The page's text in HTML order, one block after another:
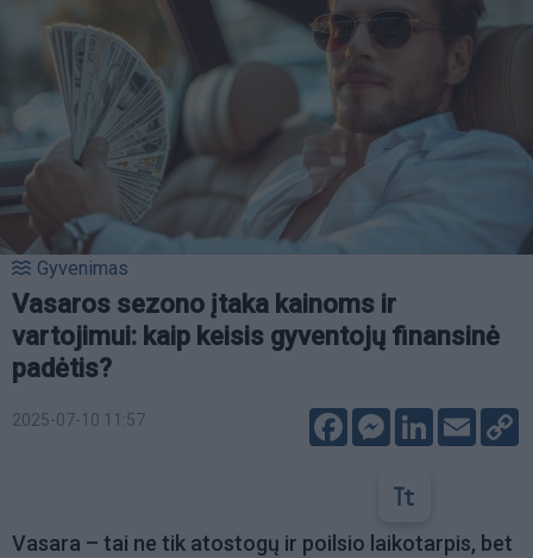
Gyvenimas
Vasaros sezono įtaka kainoms ir
vartojimui: kaip keisis gyventojų finansinė
padėtis?
2025-07-10 11:57 FacebookMessenger
LinkedIn
Email
Vasara – tai ne tik atostogų ir poilsio laikotarpis, bet